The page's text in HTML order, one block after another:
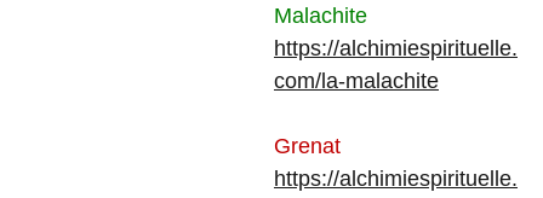
Malachite
https://alchimiespirituelle.
com/la-malachite
Grenat
https://alchimiespirituelle.